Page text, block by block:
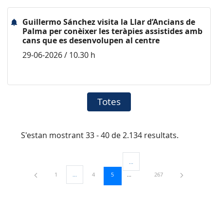
Guillermo Sánchez visita la Llar d’Ancians de
Palma per conèixer les teràpies assistides amb
cans que es desenvolupen al centre
29-06-2026 / 10.30 h
Totes
S'estan mostrant 33 - 40 de 2.134 resultats.
Pàgina
1 ...Pàgines intermèdies Utilitzeu TAB per navegar.
Pàgina
4 Pàgina
5
Pàgines intermèdies Utilitzeu TAB
Pàgina
267